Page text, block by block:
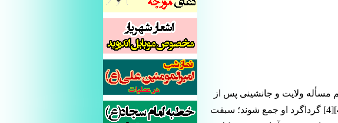
مسأله ولایت و جانشینی پس از
خود را مطرح کرده بود، باز دستور داد همگان در وادی «غدیرخم»[4][4] گرداگرد او جمع شوند؛ سبقت